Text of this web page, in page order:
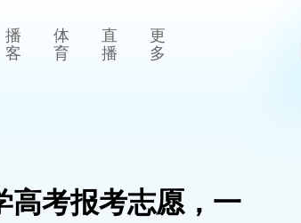
播
客
体
育
直
播
更
多
高考报考志愿，一